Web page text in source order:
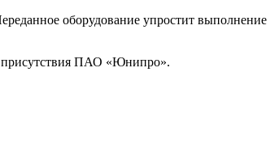
оборудование упростит выполнение
присутствия ПАО «Юнипро».